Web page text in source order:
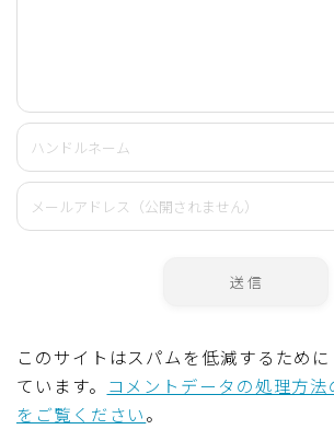
このサイトはスパムを低減するため
ています。 コメントデータの処理方
をご覧ください。